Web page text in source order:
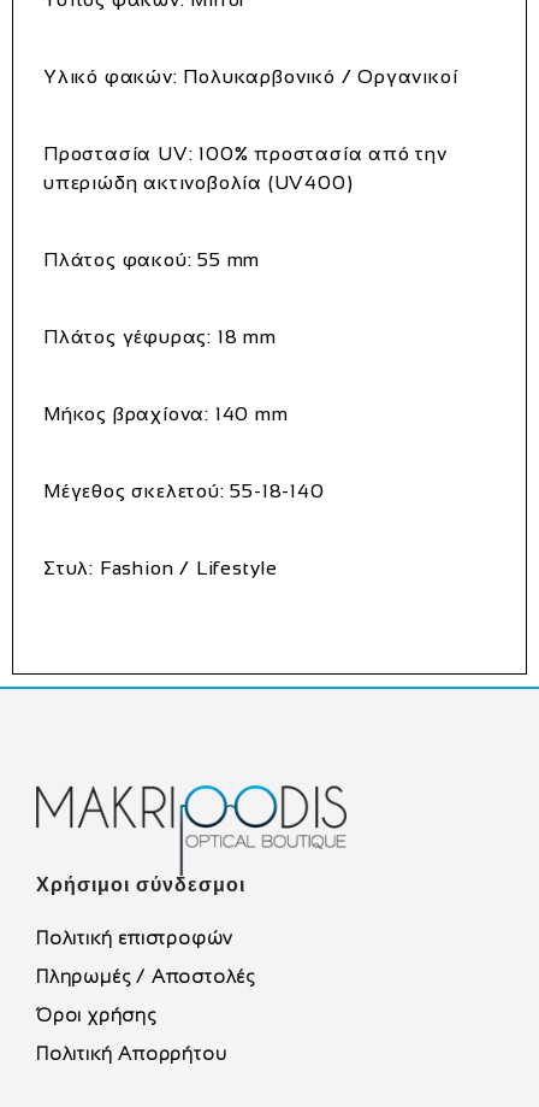
Υλικό φακών: Πολυκαρβονικό / Οργανικοί
Προστασία UV: 100% προστασία από την
υπεριώδη ακτινοβολία (UV400)
Πλάτος φακού: 55 mm
Πλάτος γέφυρας: 18 mm
Μήκος βραχίονα: 140 mm
Μέγεθος σκελετού: 55-18-140
Στυλ: Fashion / Lifestyle
Χρήσιμοι σύνδεσμοι
Πολιτική επιστροφών
Πληρωμές / Αποστολές
Όροι χρήσης
Πολιτική Απορρήτου